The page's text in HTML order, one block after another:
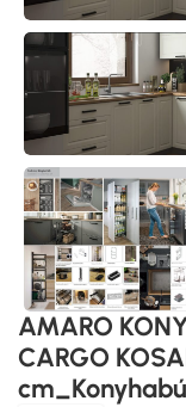
AMARO
CARGO